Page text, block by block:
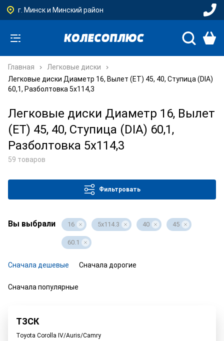
г. Минск и Минский район
Главная
Легковые диски
Легковые диски Диаметр 16, Вылет (ET) 45, 40, Ступица (DIA)
60,1, Разболтовка 5x114,3
Легковые диски Диаметр 16, Вылет
(ET) 45, 40, Ступица (DIA) 60,1,
Разболтовка 5x114,3
59 товаров
Фильтровать
Вы выбрали 16 5x114.3 40 45
60.1
Сначала дешевые Сначала дорогие
Сначала популярные
ТЗСК
Toyota Corolla IV/Auris/Camry